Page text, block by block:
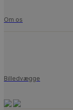
Om os
Billedvægge